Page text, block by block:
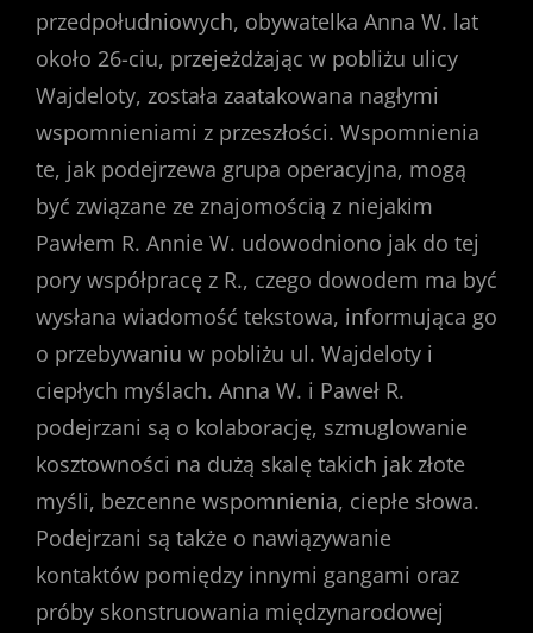
przedpołudniowych, obywatelka Anna W. lat
około 26-ciu, przejeżdżając w pobliżu ulicy
Wajdeloty, została zaatakowana nagłymi
wspomnieniami z przeszłości. Wspomnienia
te, jak podejrzewa grupa operacyjna, mogą
być związane ze znajomością z niejakim
Pawłem R. Annie W. udowodniono jak do tej
pory współpracę z R., czego dowodem ma być
wysłana wiadomość tekstowa, informująca go
o przebywaniu w pobliżu ul. Wajdeloty i
ciepłych myślach. Anna W. i Paweł R.
podejrzani są o kolaborację, szmuglowanie
kosztowności na dużą skalę takich jak złote
myśli, bezcenne wspomnienia, ciepłe słowa.
Podejrzani są także o nawiązywanie
kontaktów pomiędzy innymi gangami oraz
próby skonstruowania międzynarodowej